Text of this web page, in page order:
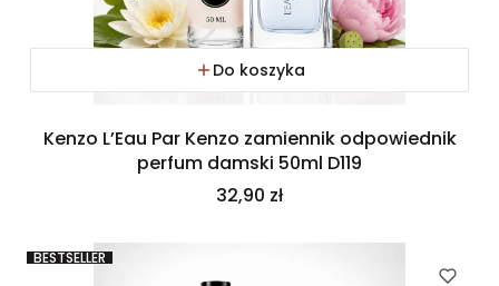
Do koszyka
Kenzo L’Eau Par Kenzo zamiennik odpowiednik
perfum damski 50ml D119
Cena
32,90 zł
BESTSELLER